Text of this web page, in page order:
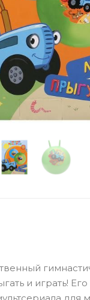
и играть!